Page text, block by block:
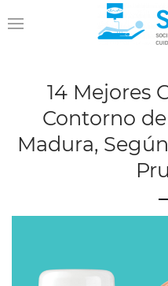
14 Mejores
Contorno
Madura,